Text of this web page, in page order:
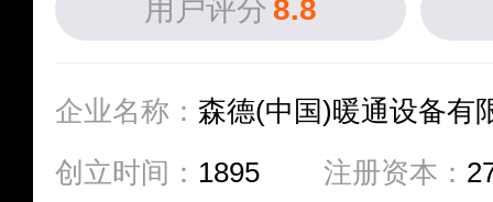
用户评分 8.8
企业名称： 森德(中国)暖通设备有
创立时间： 1895 注册资本：